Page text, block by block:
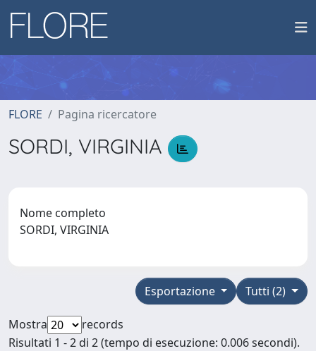
FLORE Pagina ricercatore
SORDI, VIRGINIA
Nome completo
SORDI, VIRGINIA
Tutti (2)
Esportazione
Mostra
records
Risultati 1 - 2 di 2 (tempo di esecuzione: 0.006 secondi).